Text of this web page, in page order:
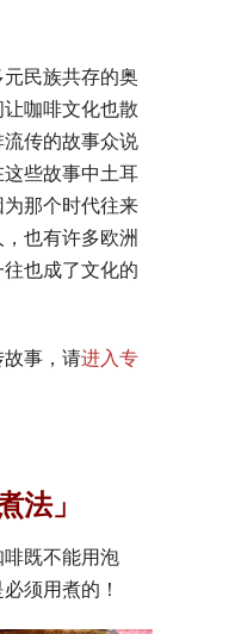
民族共存的奥
咖啡文化也散
传的故事众说
些故事中土耳
那个时代往来
也有许多欧洲
也成了文化的
事，请进入专
法」
既不能用泡
须用煮的！